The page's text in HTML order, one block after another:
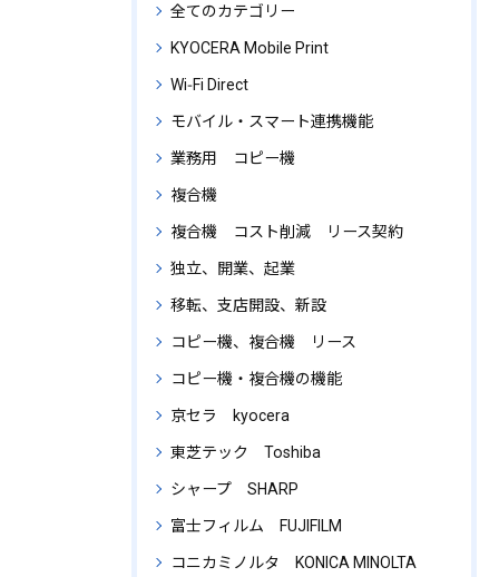
全てのカテゴリー
KYOCERA Mobile Print
Wi‑Fi Direct
モバイル・スマート連携機能
業務用 コピー機
複合機
複合機 コスト削減 リース契約
独立、開業、起業
移転、支店開設、新設
コピー機、複合機 リース
コピー機・複合機の機能
京セラ kyocera
東芝テック Toshiba
シャープ SHARP
富士フィルム FUJIFILM
コニカミノルタ KONICA MINOLTA